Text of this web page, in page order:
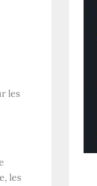
les
les